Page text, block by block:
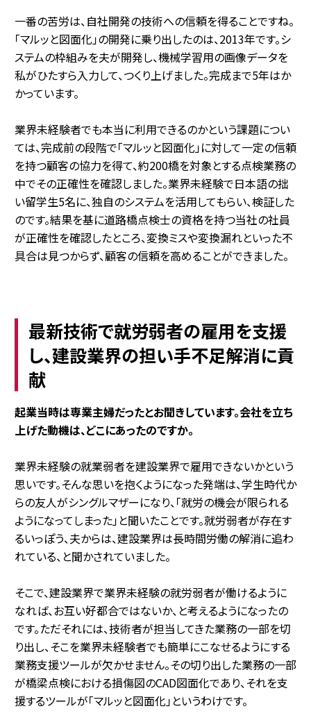
一番の苦労は、自社開発の技術への信頼を得ることですね。
「マルッと図面化」の開発に乗り出したのは、2013年です。シ
ステムの枠組みを夫が開発し、機械学習用の画像データを
私がひたすら入力して、つくり上げました。完成まで5年はか
かっています。
業界未経験者でも本当に利用できるのかという課題につい
ては、完成前の段階で「マルッと図面化」に対して一定の信頼
を持つ顧客の協力を得て、約200橋を対象とする点検業務の
中でその正確性を確認しました。業界未経験で日本語の拙
い留学生5名に、独自のシステムを活用してもらい、検証した
のです。結果を基に道路橋点検士の資格を持つ当社の社員
が正確性を確認したところ、変換ミスや変換漏れといった不
具合は見つからず、顧客の信頼を高めることができました。
最新技術で就労弱者の雇用を支援
し、建設業界の担い手不足解消に貢
献
――起業当時は専業主婦だったとお聞きしています。会社を立ち
上げた動機は、どこにあったのですか。
業界未経験の就業弱者を建設業界で雇用できないかという
思いです。そんな思いを抱くようになった発端は、学生時代か
らの友人がシングルマザーになり、「就労の機会が限られる
ようになってしまった」と聞いたことです。就労弱者が存在す
るいっぽう、夫からは、建設業界は長時間労働の解消に追わ
れている、と聞かされていました。
そこで、建設業界で業界未経験の就労弱者が働けるように
なれば、お互い好都合ではないか、と考えるようになったの
です。ただそれには、技術者が担当してきた業務の一部を切
り出し、そこを業界未経験者でも簡単にこなせるようにする
業務支援ツールが欠かせません。その切り出した業務の一部
が橋梁点検における損傷図のCAD図面化であり、それを支
援するツールが「マルッと図面化」というわけです。